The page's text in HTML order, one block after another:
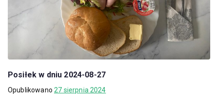
Posiłek w dniu 2024-08-27
Opublikowano27 sierpnia 2024